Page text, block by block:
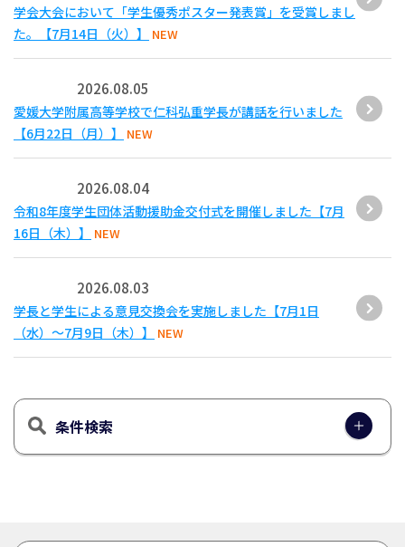
学会大会において「学生優秀ポスター発表賞」を受賞しまし
た。【7月14日（火）】
NEW
2026.08.05
愛媛大学附属高等学校で仁科弘重学長が講話を行いました
【6月22日（月）】
NEW
2026.08.04
令和8年度学生団体活動援助金交付式を開催しました【7月
16日（木）】
NEW
2026.08.03
学長と学生による意見交換会を実施しました【7月1日
（水）～7月9日（木）】
NEW
条件検索